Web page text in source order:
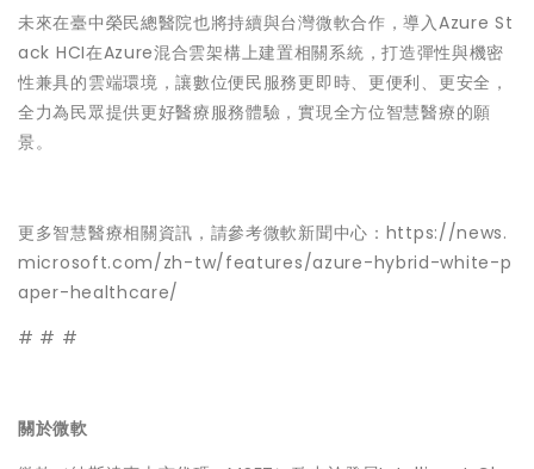
未來在臺中榮民總醫院也將持續與台灣微軟合作，導入Azure St
ack HCI在Azure混合雲架構上建置相關系統，打造彈性與機密
性兼具的雲端環境，讓數位便民服務更即時、更便利、更安全，
全力為民眾提供更好醫療服務體驗，實現全方位智慧醫療的願
景。
更多智慧醫療相關資訊，請參考微軟新聞中心：https://news.
microsoft.com/zh-tw/features/azure-hybrid-white-p
aper-healthcare/
# # #
關於微軟